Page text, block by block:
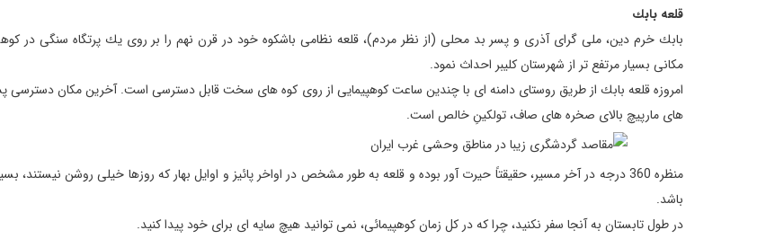
قلعه بابك
بابك خرم دین، ملی گرای آذری و پسر بد محلی (از نظر مردم)، قلعه نظامی باشكوه خود در قرن نهم را بر روی یك پرتگاه سنگی در
مكانی بسیار مرتفع تر از شهرستان كلیبر احداث نمود.
امروزه قلعه بابك از طریق روستای دامنه ای با چندین ساعت كوهپیمایی از روی كوه های سخت قابل دسترسی است. آخرین مكان دسترسی پس
های مارپیچ بالای صخره های صاف، تولكینِ خالص است.
منظره 360 درجه در آخر مسیر، حقیقتاً حیرت آور بوده و قلعه به طور مشخص در اواخر پائیز و اوایل بهار كه روزها خیلی روشن
باشد.
در طول تابستان به آنجا سفر نكنید، چرا كه در كل زمان كوهپیمائی، نمی توانید هیچ سایه ای برای خود پیدا كنید.